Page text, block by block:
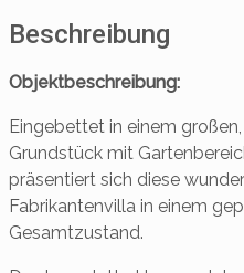
Beschreibung
Objektbeschreibung:
Eingebettet in einem
Grundstück mit
präsentiert sich diese
Fabrikantenvilla in einem
Gesamtzustand.